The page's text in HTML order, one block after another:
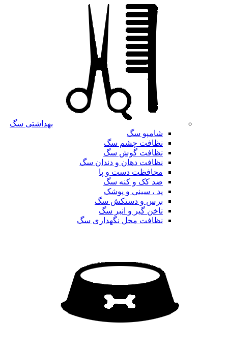
بهداشتی سگ
شامپو سگ
نظافت چشم سگ
نظافت گوش سگ
نظافت دهان و دندان سگ
محافظت دست و پا
ضد کک و کنه سگ
پد ، سینی و پوشک
برس و دستکش سگ
ناخن گیر و انبر سگ
نظافت محل نگهداری سگ